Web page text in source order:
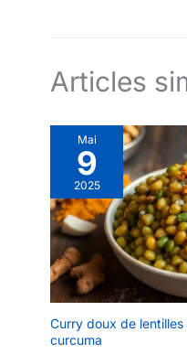
Articles
Mai
9
2025
Curry doux de
curcuma